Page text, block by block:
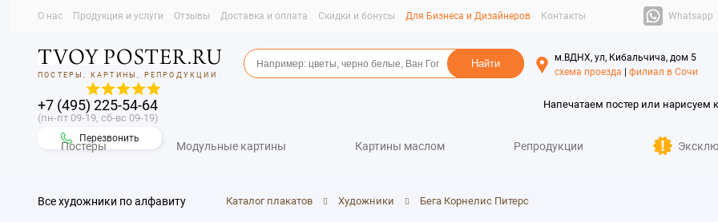
О нас Продукция и услуги Отзывы Доставка и оплата Скидки и бонусы Для Бизнеса и Дизайнеров Контакты Whatsapp
ПОСТЕРЫ, КАРТИНЫ, РЕПРОДУКЦИИ
+7 (495) 225-54-64
(пн-пт 09-19, сб-вс 09-19)
Перезвонить
м.ВДНХ, ул, Кибальчича, дом 5
схема проезда
филиал в Сочи
Напечатаем постер или нарисуем
Постеры Модульные картины Картины маслом Репродукции
Все художники по алфавиту Каталог плакатов Художники Бега Корнелис Питерс